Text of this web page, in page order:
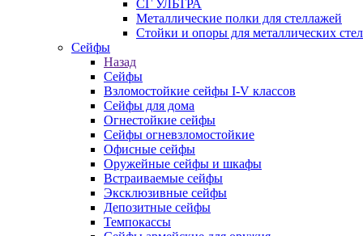
СГ УЛЬТРА
Металлические полки для стеллажей
Стойки и опоры для металлических
Сейфы
Назад
Сейфы
Взломостойкие сейфы I-V классов
Сейфы для дома
Огнестойкие сейфы
Сейфы огневзломостойкие
Офисные сейфы
Оружейные сейфы и шкафы
Встраиваемые сейфы
Эксклюзивные сейфы
Депозитные сейфы
Темпокассы